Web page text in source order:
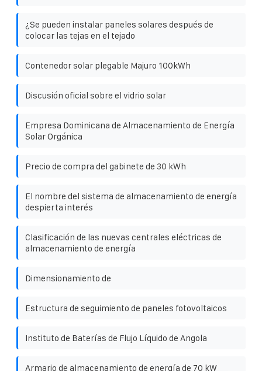
¿Se pueden instalar paneles solares después de
colocar las tejas en el tejado
Contenedor solar plegable Majuro 100kWh
Discusión oficial sobre el vidrio solar
Empresa Dominicana de Almacenamiento de Energía
Solar Orgánica
Precio de compra del gabinete de 30 kWh
El nombre del sistema de almacenamiento de energía
despierta interés
Clasificación de las nuevas centrales eléctricas de
almacenamiento de energía
Dimensionamiento de
Estructura de seguimiento de paneles fotovoltaicos
Instituto de Baterías de Flujo Líquido de Angola
Armario de almacenamiento de energía de 70 kW